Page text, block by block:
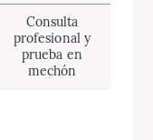
Consulta
profesional y
prueba en
mechón